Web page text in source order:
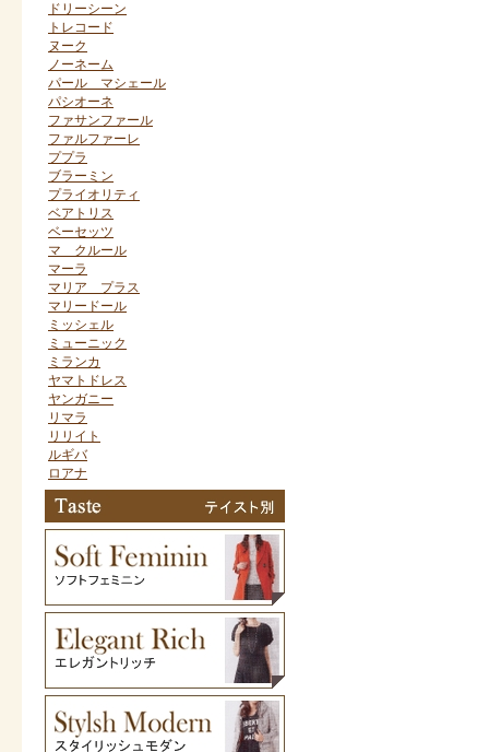
ドリーシーン
トレコード
ヌーク
ノーネーム
パール マシェール
パシオーネ
ファサンファール
ファルファーレ
ププラ
ブラーミン
プライオリティ
ベアトリス
ベーセッツ
マ クルール
マーラ
マリア プラス
マリードール
ミッシェル
ミューニック
ミランカ
ヤマトドレス
ヤンガニー
リマラ
リリイト
ルギバ
ロアナ